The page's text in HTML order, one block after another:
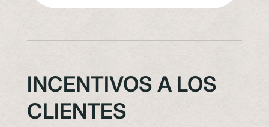
INCENTIVOS A LOS
CLIENTES